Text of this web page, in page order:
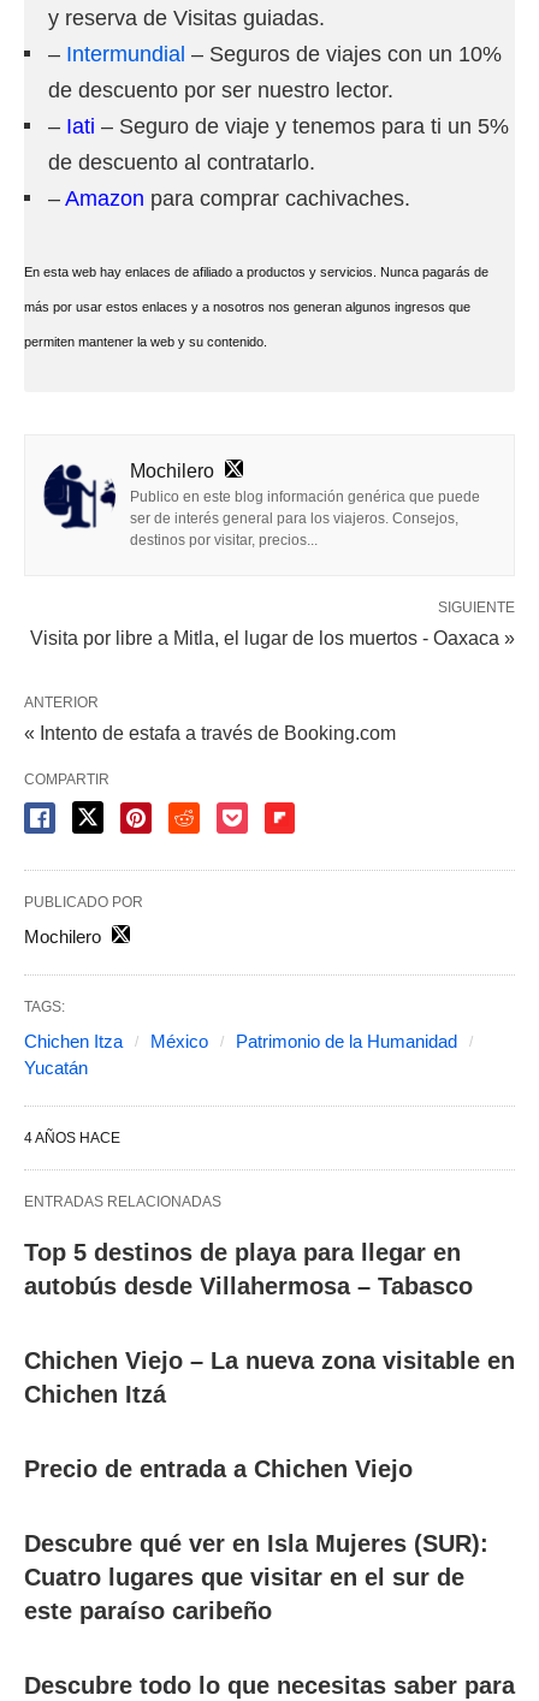
y reserva de Visitas guiadas.
– Intermundial – Seguros de viajes con un 10%
de descuento por ser nuestro lector.
– Iati – Seguro de viaje y tenemos para ti un 5%
de descuento al contratarlo.
– Amazon para comprar cachivaches.
En esta web hay enlaces de afiliado a productos y servicios. Nunca pagarás de
más por usar estos enlaces y a nosotros nos generan algunos ingresos que
permiten mantener la web y su contenido.
Mochilero
Publico en este blog información genérica que puede
ser de interés general para los viajeros. Consejos,
destinos por visitar, precios...
SIGUIENTE
Visita por libre a Mitla, el lugar de los muertos - Oaxaca »
ANTERIOR
« Intento de estafa a través de Booking.com
COMPARTIR
PUBLICADO POR
Mochilero
TAGS:
Chichen Itza México
Patrimonio de la Humanidad
Yucatán
4 AÑOS HACE
ENTRADAS RELACIONADAS
Top 5 destinos de playa para llegar en
autobús desde Villahermosa – Tabasco
Chichen Viejo – La nueva zona visitable en
Chichen Itzá
Precio de entrada a Chichen Viejo
Descubre qué ver en Isla Mujeres (SUR):
Cuatro lugares que visitar en el sur de
este paraíso caribeño
Descubre todo lo que necesitas saber para